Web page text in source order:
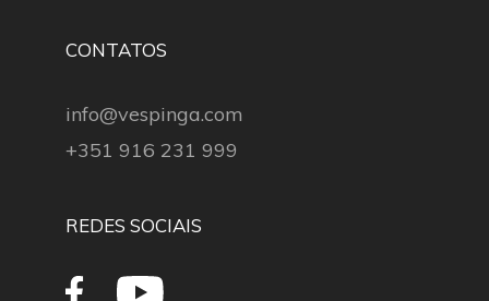
CONTATOS
info@vespinga.com
+351 916 231 999
REDES SOCIAIS